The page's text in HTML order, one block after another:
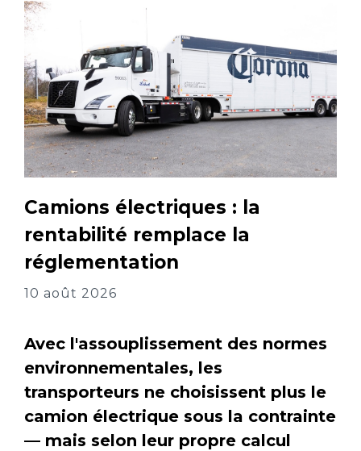
Camions électriques : la
rentabilité remplace la
réglementation
10 août 2026
Avec l'assouplissement des normes
environnementales, les
transporteurs ne choisissent plus le
camion électrique sous la contrainte
— mais selon leur propre calcul